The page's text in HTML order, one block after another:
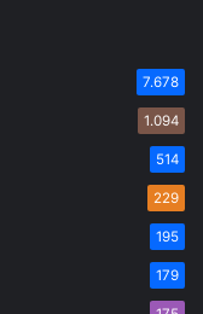
7.678
1.094
514
229
195
179